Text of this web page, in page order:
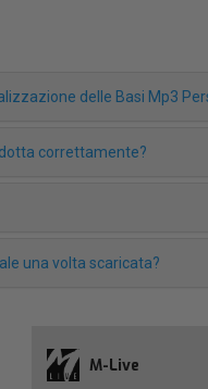
delle Basi Mp3
correttamente?
una volta scaricata?
M-Live